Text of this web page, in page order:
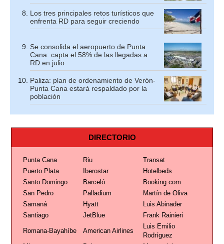
Los tres principales retos turísticos que
enfrenta RD para seguir creciendo
Se consolida el aeropuerto de Punta
Cana: capta el 58% de las llegadas a
RD en julio
Paliza: plan de ordenamiento de Verón-
Punta Cana estará respaldado por la
población
DIRECTORIO
Punta Cana Riu
Transat
Puerto Plata
Iberostar
Hotelbeds
Santo Domingo
Barceló
Booking.com
San Pedro
Palladium
Martín de Oliva
Samaná
Hyatt
Luis Abinader
Santiago
JetBlue Frank Rainieri
Romana-Bayahíbe American Airlines
Luis Emilio
Rodríguez